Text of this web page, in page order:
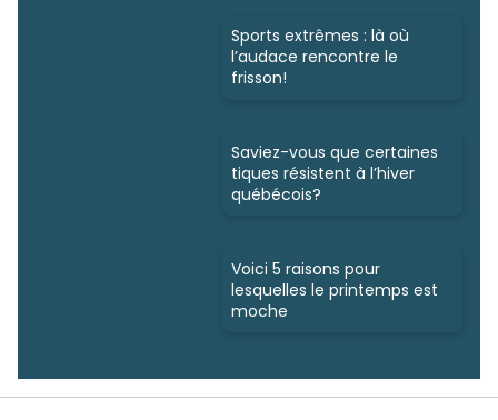
Sports extrêmes : là où
l’audace rencontre le
frisson!
Saviez-vous que certaines
tiques résistent à l’hiver
québécois?
Voici 5 raisons pour
lesquelles le printemps est
moche